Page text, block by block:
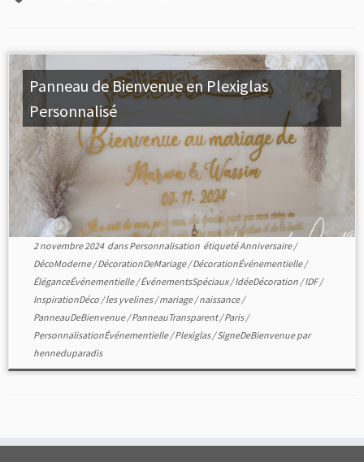
Panneau de Bienvenue en Plexiglas
Personnalisé
2 novembre 2024dansPersonnalisation étiquetéAnniversaire/
DécoModerne/DécorationDeMariage/DécorationÉvénementielle/
ÉléganceÉvénementielle/ÉvénementsSpéciaux/IdéeDécoration /IDF/
InspirationDéco /les yvelines/mariage/naissance/
PanneauDeBienvenue/PanneauTransparent/Paris/
PersonnalisationÉvénementielle/Plexiglas/SigneDeBienvenuepar
henneduparadis